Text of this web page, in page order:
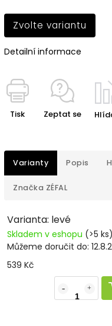
Zvolte variantu
Detailní informace
Tisk Zeptat se
Varianty Popis
Značka ZÉFAL
Varianta: levé
Skladem v eshopu (>5 ks)
Můžeme doručit do:
539 Kč